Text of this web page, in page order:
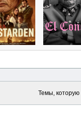
Темы, которую